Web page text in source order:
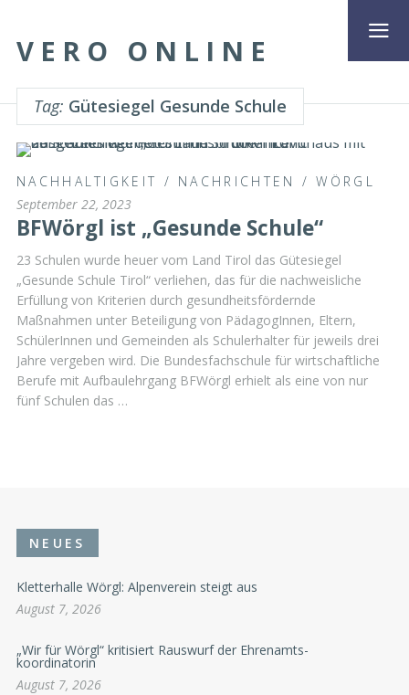
VERO ONLINE
Tag: Gütesiegel Gesunde Schule
NACHHALTIGKEIT / NACHRICHTEN /WÖRGL
September 22, 2023
BFWörgl ist „Gesunde Schule“
23 Schulen wurde heuer vom Land Tirol das Gütesiegel
„Gesunde Schule Tirol“ verliehen, das für die nachweisliche
Erfüllung von Kriterien durch gesundheitsfördernde
Maßnahmen unter Beteiligung von PädagogInnen, Eltern,
SchülerInnen und Gemeinden als Schulerhalter für jeweils drei
Jahre vergeben wird. Die Bundesfachschule für wirtschaftliche
Berufe mit Aufbaulehrgang BFWörgl erhielt als eine von nur
fünf Schulen das …
NEUES
Kletterhalle Wörgl: Alpenverein steigt aus
August 7, 2026
„Wir für Wörgl“ kritisiert Rauswurf der Ehrenamts-
koordinatorin
August 7, 2026